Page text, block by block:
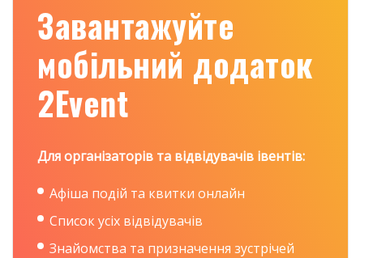
Завантажуйте
мобільний додаток
2Event
Для організаторів та відвідувачів івентів:
Афіша подій та квитки онлайн
Список усіх відвідувачів
Знайомства та призначення зустрічей